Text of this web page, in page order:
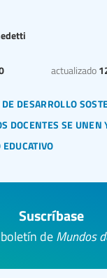
desarrollo
docentes se unen
actualizado
Suscríbase
de Mundos